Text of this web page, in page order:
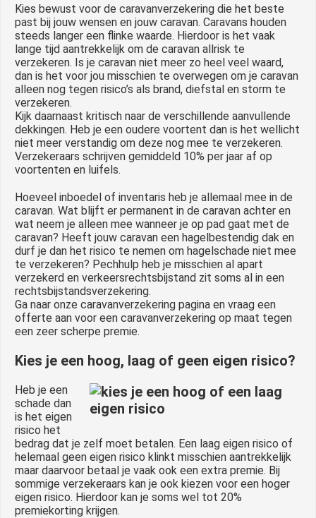
Kies bewust voor de caravanverzekering die het beste
past bij jouw wensen en jouw caravan. Caravans houden
steeds langer een flinke waarde. Hierdoor is het vaak
lange tijd aantrekkelijk om de caravan allrisk te
verzekeren. Is je caravan niet meer zo heel veel waard,
dan is het voor jou misschien te overwegen om je caravan
alleen nog tegen risico’s als brand, diefstal en storm te
verzekeren.
Kijk daarnaast kritisch naar de verschillende aanvullende
dekkingen. Heb je een oudere voortent dan is het wellicht
niet meer verstandig om deze nog mee te verzekeren.
Verzekeraars schrijven gemiddeld 10% per jaar af op
voortenten en luifels.
Hoeveel inboedel of inventaris heb je allemaal mee in de
caravan. Wat blijft er permanent in de caravan achter en
wat neem je alleen mee wanneer je op pad gaat met de
caravan? Heeft jouw caravan een hagelbestendig dak en
durf je dan het risico te nemen om hagelschade niet mee
te verzekeren? Pechhulp heb je misschien al apart
verzekerd en verkeersrechtsbijstand zit soms al in een
rechtsbijstandsverzekering.
Ga naar onze caravanverzekering pagina en vraag een
offerte aan voor een caravanverzekering op maat tegen
een zeer scherpe premie.
Kies je een hoog, laag of geen eigen risico?
Heb je een
schade dan
is het eigen
risico het
bedrag dat je zelf moet betalen. Een laag eigen risico of
helemaal geen eigen risico klinkt misschien aantrekkelijk
maar daarvoor betaal je vaak ook een extra premie. Bij
sommige verzekeraars kan je ook kiezen voor een hoger
eigen risico. Hierdoor kan je soms wel tot 20%
premiekorting krijgen.